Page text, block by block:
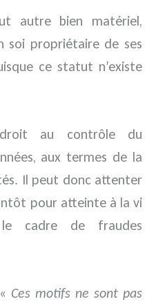
autre bien matériel,
soi propriétaire de ses
ce statut n’existe
au contrôle du
aux termes de la
Il peut donc attenter
pour atteinte à la vi
cadre de fraudes
Ces motifs ne sont pas